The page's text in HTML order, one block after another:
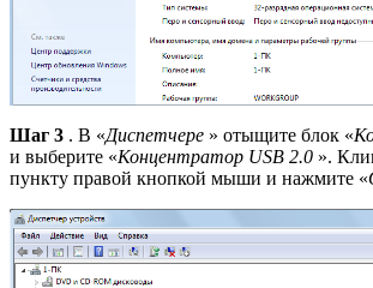
Шаг 3 . В «Диспетчере » отыщите блок «
и выберите «Концентратор USB 2.0 ».
пункту правой кнопкой мыши и нажмите «